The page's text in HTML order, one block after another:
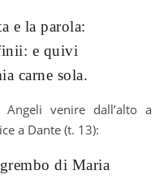
e la parola:
e quivi
carne sola.
venire dall’alto a
a Dante (t. 13):
di Maria